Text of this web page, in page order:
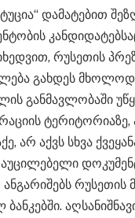
დამატებით
რუსეთის
გახდეს მხოლოდ
განმავლობაში
ტერიტორიაზე,
არ აქვს სხვა
რუსეთის